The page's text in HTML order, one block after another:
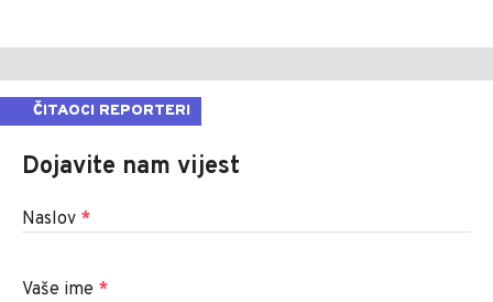
ČITAOCI REPORTERI
Dojavite nam vijest
Naslov *
Vaše ime *